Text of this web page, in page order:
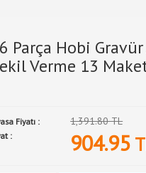
Parça Hobi
Verme 13
Fiyatı : 1,391.80 TL
: 904.95